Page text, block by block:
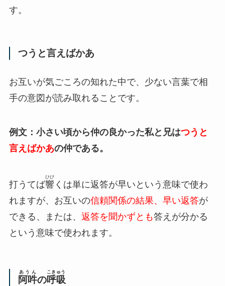
す。
つうと言えばかあ
お互いが気ごころの知れた中で、少ない言葉で相
手の意図が読み取れることです。
例文：小さい頃から仲の良かった私と兄はつうと
言えばかあの仲である。
打うてば響
ひび
くは単に返答が早いという意味で使わ
れますが、お互いの信頼関係の結果、早い返答が
できる、または、 返答を聞かずとも答えが分かる
という意味で使われます。
阿吽
あうん
の呼吸
こきゅう